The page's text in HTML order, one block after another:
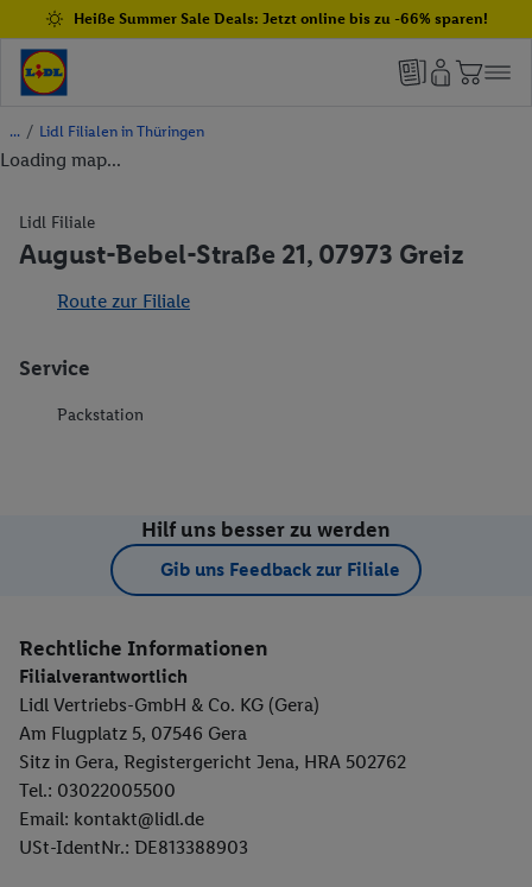
Heiße Summer Sale Deals: Jetzt online bis zu -66% sparen!
/ Lidl Filialen in Thüringen
Loading map...
Lidl Filiale
August-Bebel-Straße 21, 07973 Greiz
Route zur Filiale
Service
Packstation
Hilf uns besser zu werden
Gib uns Feedback zur Filiale
Rechtliche Informationen
Filialverantwortlich
Lidl Vertriebs-GmbH & Co. KG (Gera)
Am Flugplatz 5, 07546 Gera
Sitz in Gera, Registergericht Jena, HRA 502762
Tel.: 03022005500
Email: kontakt@lidl.de
USt-IdentNr.: DE813388903